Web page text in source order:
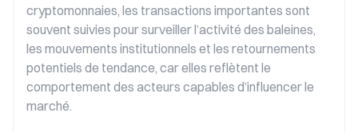
cryptomonnaies, les transactions importantes sont
souvent suivies pour surveiller l’activité des baleines,
les mouvements institutionnels et les retournements
potentiels de tendance, car elles reflètent le
comportement des acteurs capables d’influencer le
marché.